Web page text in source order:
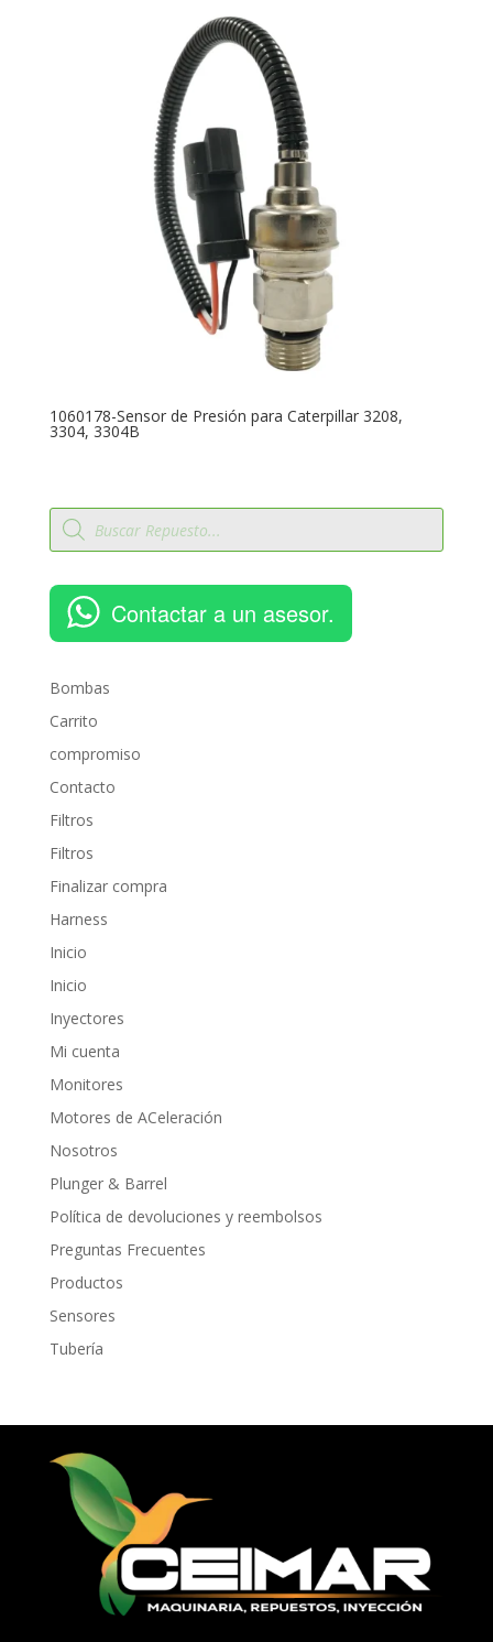
1060178-Sensor de Presión para Caterpillar 3208,
3304, 3304B
Búsqueda
de
productos
Contactar a un asesor.
Bombas
Carrito
compromiso
Contacto
Filtros
Filtros
Finalizar compra
Harness
Inicio
Inicio
Inyectores
Mi cuenta
Monitores
Motores de ACeleración
Nosotros
Plunger & Barrel
Política de devoluciones y reembolsos
Preguntas Frecuentes
Productos
Sensores
Tubería